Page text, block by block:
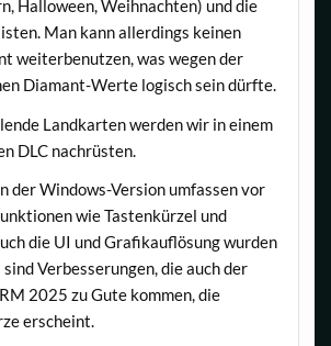
Halloween, Weihnachten) und die
Man kann allerdings keinen
weiterbenutzen, was wegen der
Diamant-Werte logisch sein dürfte.
Landkarten werden wir in einem
DLC nachrüsten.
der Windows-Version umfassen vor
wie Tastenkürzel und
die UI und Grafikauflösung wurden
Verbesserungen, die auch der
2025 zu Gute kommen, die
erscheint.